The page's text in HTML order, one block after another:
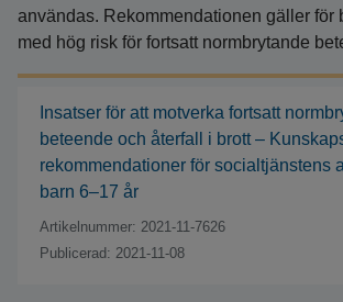
användas. Rekommendationen gäller för
med hög risk för fortsatt normbrytande
Insatser för att motverka fortsatt
beteende och återfall i brott –
rekommendationer för socialtjänstens
barn 6–17 år
Artikelnummer: 2021-11-7626
Publicerad: 2021-11-08